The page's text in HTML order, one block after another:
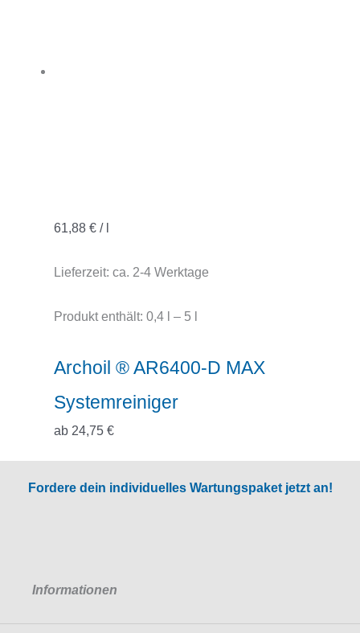
61,88 €/
Lieferzeit: ca. 2-4 Werktage
Produkt enthält: 0,4 – 5
Archoil ® AR6400-D MAX
Systemreiniger
ab 24,75 €
Fordere dein individuelles Wartungspaket jetzt an!
Informationen